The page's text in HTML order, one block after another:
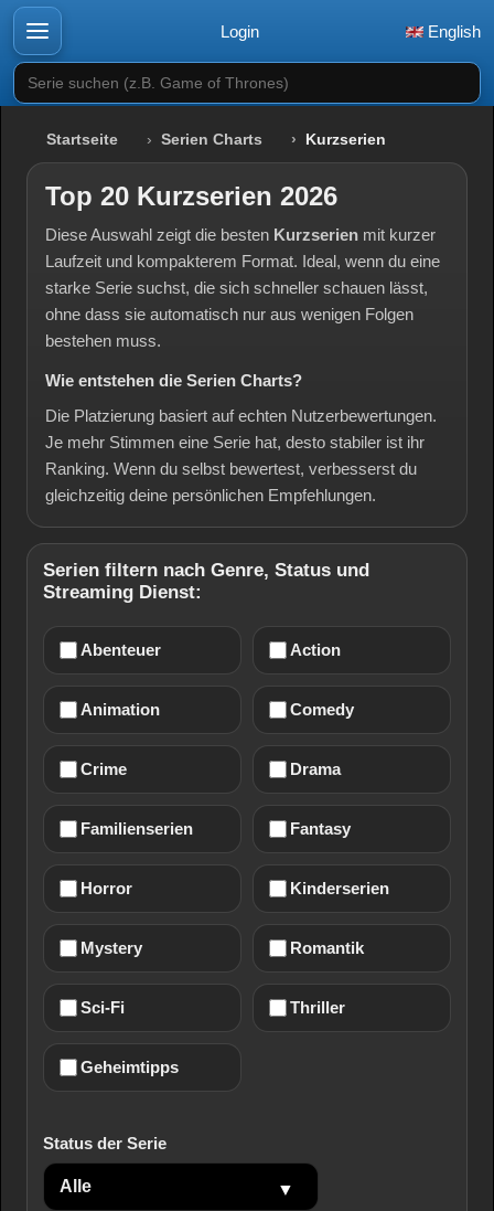
Login English
Serie suchen (z.B. Game of Thrones)
Startseite Serien Charts Kurzserien
Top 20 Kurzserien 2026
Diese Auswahl zeigt die besten Kurzserien mit kurzer
Laufzeit und kompakterem Format. Ideal, wenn du eine
starke Serie suchst, die sich schneller schauen lässt,
ohne dass sie automatisch nur aus wenigen Folgen
bestehen muss.
Wie entstehen die Serien Charts?
Die Platzierung basiert auf echten Nutzerbewertungen.
Je mehr Stimmen eine Serie hat, desto stabiler ist ihr
Ranking. Wenn du selbst bewertest, verbesserst du
gleichzeitig deine persönlichen Empfehlungen.
Serien filtern nach Genre, Status und
Streaming Dienst:
Abenteuer Action
Animation Comedy
Crime Drama
Familienserien Fantasy
Horror Kinderserien
Mystery Romantik
Sci-Fi Thriller
Geheimtipps
Status der Serie